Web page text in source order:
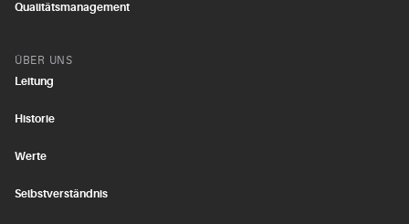
Qualitätsmanagement
ÜBER UNS
Leitung
Historie
Werte
Selbstverständnis